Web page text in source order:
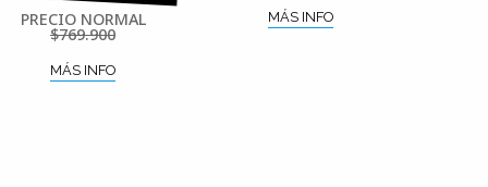
PRECIO NORMAL
$769.900
MÁS INFO
MÁS INFO